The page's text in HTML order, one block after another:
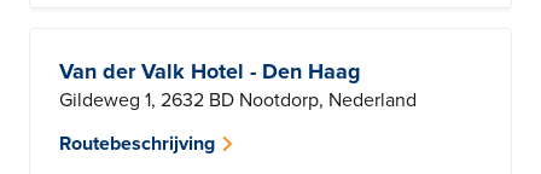
Van der Valk Hotel - Den Haag
Gildeweg 1, 2632 BD Nootdorp, Nederland
Routebeschrijving